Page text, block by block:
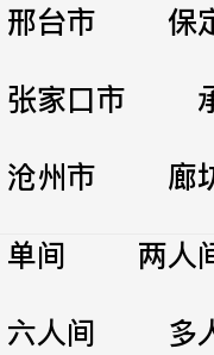
邢台市
保
张家口市
沧州市
廊
单间
两人
六人间
多